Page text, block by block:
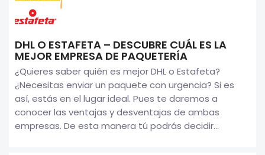
DHL O ESTAFETA – DESCUBRE CUÁL ES LA
MEJOR EMPRESA DE PAQUETERÍA
¿Quieres saber quién es mejor DHL o Estafeta?
¿Necesitas enviar un paquete con urgencia? Si es
así, estás en el lugar ideal. Pues te daremos a
conocer las ventajas y desventajas de ambas
empresas. De esta manera tú podrás decidir...